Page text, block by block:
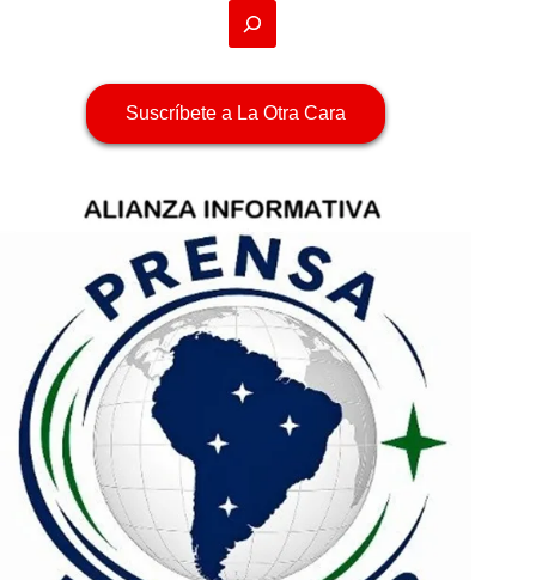
Suscríbete a La Otra Cara